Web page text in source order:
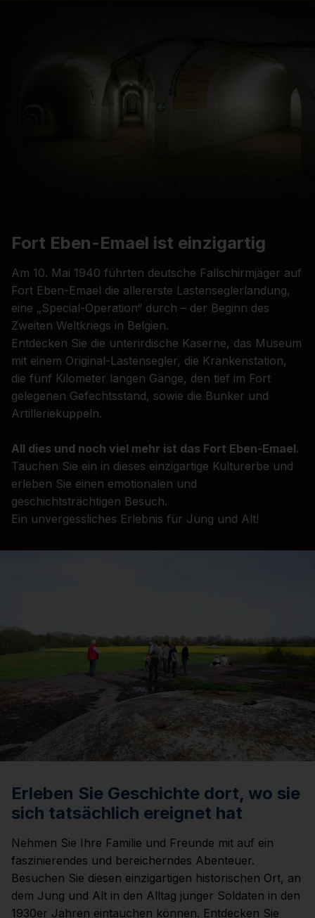
Fort Eben-Emael ist einzigartig
Am 10. Mai 1940 führten deutsche Fallschirmjäger auf
Fort Eben-Emael die allererste Lastenseglerlandung,
eine „Special-Operation“ durch – der Beginn des
Zweiten Weltkriegs in Belgien.
Entdecken Sie die unterirdische Kaserne, das Museum
mit einem Original-Lastensegler, die Krankenstation,
die fünf Kilometer langen Gänge, den tief im Fort
gelegenen Gefechtsstand, sowie die Bunker und
Artilleriekuppeln.
All dies und noch viel mehr ist das Fort Eben-Emael.
Tauchen Sie ein in dieses einzigartige Kulturerbe und
erleben Sie einen emotionalen und
geschichtsträchtigen Besuch.
Ein unvergessliches Erlebnis für Jung und Alt!
Erleben Sie Geschichte dort, wo sie
sich tatsächlich ereignet hat
Nehmen Sie Ihre Familie und Freunde mit auf ein
faszinierendes und bereicherndes Abenteuer.
Besuchen Sie diesen einzigartigen historischen Ort, an
dem Jung und Alt in den Alltag junger Soldaten in den
1930er Jahren eintauchen können. Entdecken Sie